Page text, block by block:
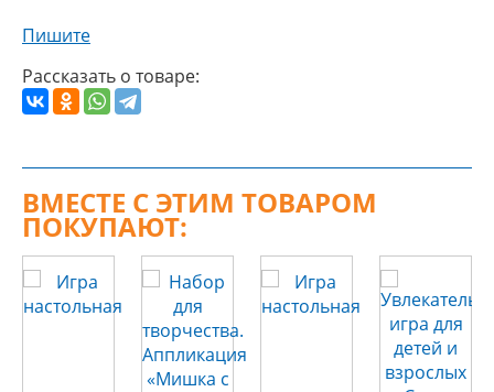
Пишите
Рассказать о товаре:
ВМЕСТЕ С ЭТИМ ТОВАРОМ
ПОКУПАЮТ: